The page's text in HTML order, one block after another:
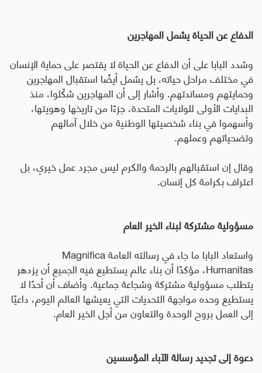
الدفاع عن الحياة يشمل المهاجرين
وشدد البابا على أن الدفاع عن الحياة لا يقتصر على حماية الإنسان
في مختلف مراحل حياته، بل يشمل أيضًا استقبال المهاجرين
وحمايتهم ومساندتهم. وأشار إلى أن المهاجرين شكّلوا، منذ
البدايات الأولى للولايات المتحدة، جزءًا من تاريخها وهويتها،
وأسهموا في بناء شخصيتها الوطنية من خلال آمالهم
وتضحياتهم وعملهم.
وقال إن استقبالهم بالرحمة والكرم ليس مجرد عمل خيري، بل
اعتراف بكرامة كل إنسان.
مسؤولية مشتركة لبناء الخير العام
واستعاد البابا ما جاء في رسالته العامةMagnifica
Humanitas، مؤكدًا أن بناء عالم يستطيع فيه الجميع أن يزدهر
يتطلب مسؤولية مشتركة وشجاعة جماعية. وأضاف أن أحدًا لا
يستطيع وحده مواجهة التحديات التي يعيشها العالم اليوم، داعيًا
إلى العمل بروح الوحدة والتعاون من أجل الخير العام.
دعوة إلى تجديد رسالة الآباء المؤسسين